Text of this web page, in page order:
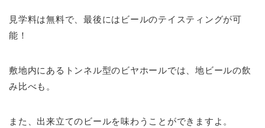
見学料は無料で、最後にはビールのテイスティングが可
能！
敷地内にあるトンネル型のビヤホールでは、地ビールの飲
み比べも。
また、出来立てのビールを味わうことができますよ。